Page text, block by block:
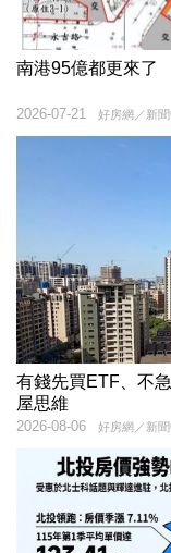
南港95億都更來了
好房網／新
2026-07-21
有錢先買ETF、不
屋思維
好房網／新
2026-08-06